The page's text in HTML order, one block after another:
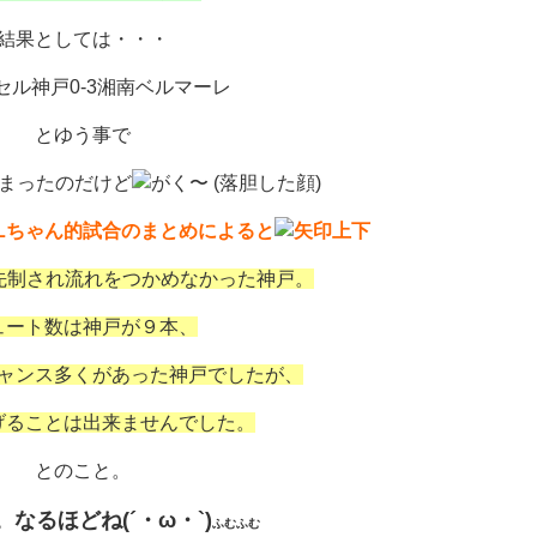
果としては・・・
ル神戸0-3湘南ベルマーレ
とゆう事で
ったのだけど
ゃん的試合のまとめによると
され流れをつかめなかった神戸。
ート数は神戸が９本、
ンス多くがあった神戸でしたが、
ことは出来ませんでした。
とのこと。
なるほどね(´・ω・`)ふむふむ